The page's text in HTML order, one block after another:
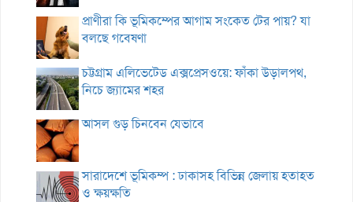
প্রাণীরা কি ভূমিকম্পের আগাম সংকেত টের পায়? যা
বলছে গবেষণা
চট্টগ্রাম এলিভেটেড এক্সপ্রেসওয়ে: ফাঁকা উড়ালপথ,
নিচে জ্যামের শহর
আসল গুড় চিনবেন যেভাবে
সারাদেশে ভূমিকম্প : ঢাকাসহ বিভিন্ন জেলায় হতাহত
ও ক্ষয়ক্ষতি